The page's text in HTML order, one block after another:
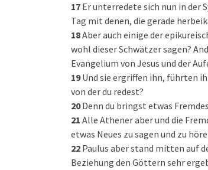
17 Er unterredete sich nun in der
Tag mit denen, die gerade
18Aber auch einige der
wohl dieser Schwätzer sagen?
Evangelium von Jesus und der
19Und sie ergriffen ihn, führten
von der du redest?
20Denn du bringst etwas
21 Alle Athener aber und die
etwas Neues zu sagen und zu
22 Paulus aber stand mitten auf
Beziehung den Göttern sehr